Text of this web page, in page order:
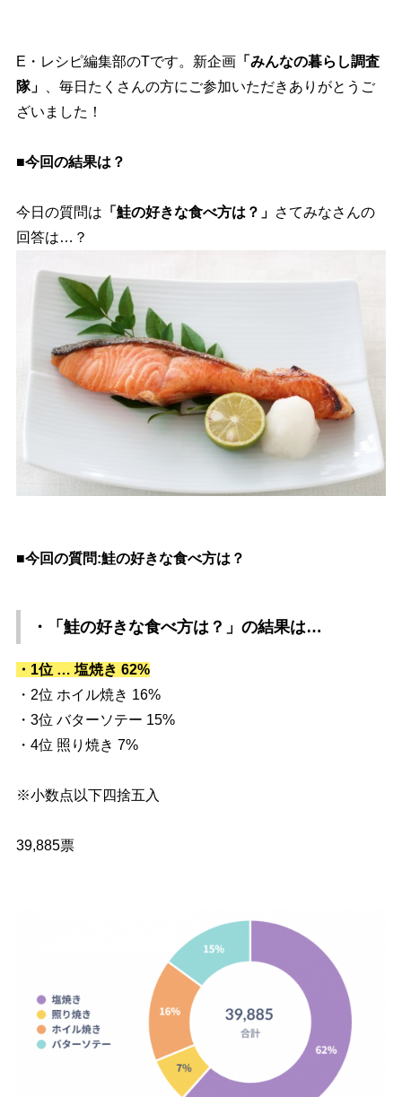
E・レシピ編集部のTです。新企画「みんなの暮らし調査
隊」
、毎日たくさんの方にご参加いただきありがとうご
ざいました！
■今回の結果は？
今日の質問は 「鮭の好きな食べ方は？」 さてみなさんの
回答は…？
■今回の質問:鮭の好きな食べ方は？
・「鮭の好きな食べ方は？」 の結果は…
・1位 … 塩焼き 62%
・2位 ホイル焼き 16%
・3位 バターソテー 15%
・4位 照り焼き 7%
※小数点以下四捨五入
39,885票